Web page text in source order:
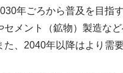
年ごろから普及を目指
セメント（鉱物）製造な
た、2040年以降はより需